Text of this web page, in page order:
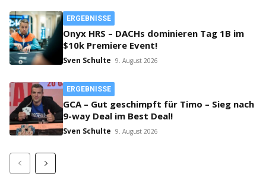
ERGEBNISSE
Onyx HRS – DACHs dominieren Tag 1B im
$10k Premiere Event!
Sven Schulte 9. August 2026
ERGEBNISSE
GCA – Gut geschimpft für Timo – Sieg nach
9-way Deal im Best Deal!
Sven Schulte 9. August 2026